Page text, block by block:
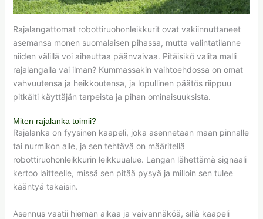
Rajalangattomat robottiruohonleikkurit ovat vakiinnuttaneet
asemansa monen suomalaisen pihassa, mutta valintatilanne
niiden välillä voi aiheuttaa päänvaivaa. Pitäisikö valita malli
rajalangalla vai ilman? Kummassakin vaihtoehdossa on omat
vahvuutensa ja heikkoutensa, ja lopullinen päätös riippuu
pitkälti käyttäjän tarpeista ja pihan ominaisuuksista.
Miten rajalanka toimii?
Rajalanka on fyysinen kaapeli, joka asennetaan maan pinnalle
tai nurmikon alle, ja sen tehtävä on määritellä
robottiruohonleikkurin leikkuualue. Langan lähettämä signaali
kertoo laitteelle, missä sen pitää pysyä ja milloin sen tulee
kääntyä takaisin.
Asennus vaatii hieman aikaa ja vaivannäköä, sillä kaapeli